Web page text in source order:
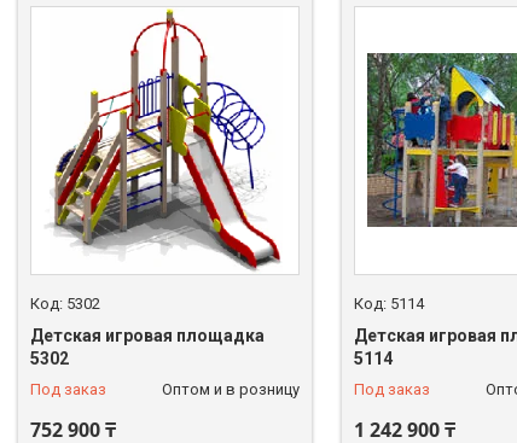
5302
Детская игровая площадка
5302
Под заказ Оптом и в розницу
752 900 ₸
5114
Детская игровая
5114
Под заказ
1 242 900 ₸